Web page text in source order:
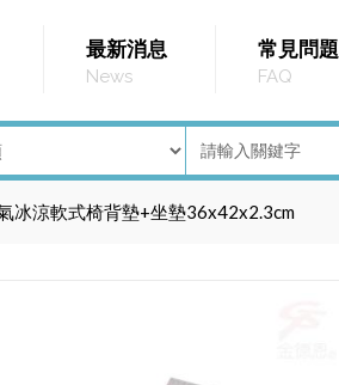
最新消息
News
常見問題
FAQ
冰涼軟式椅背墊+坐墊36x42x2.3cm